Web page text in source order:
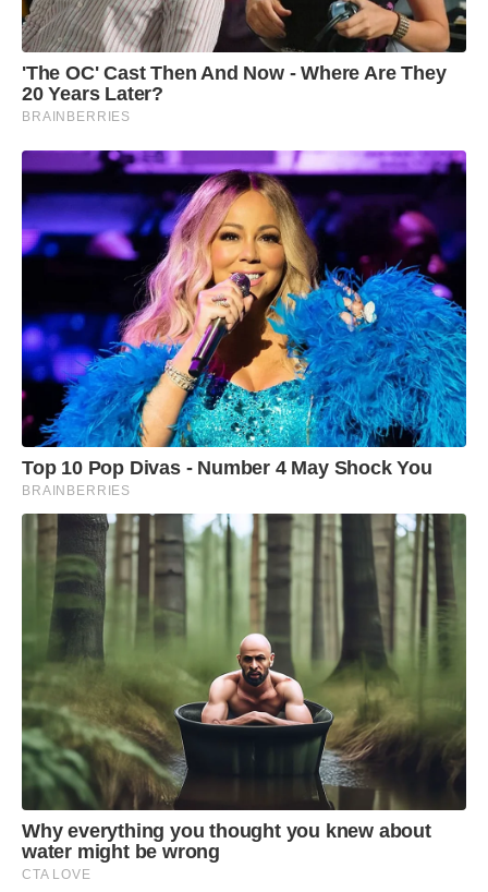
'The OC' Cast Then And Now - Where Are They
20 Years Later?
BRAINBERRIES
Top 10 Pop Divas - Number 4 May Shock You
BRAINBERRIES
Why everything you thought you knew about
water might be wrong
CTA LOVE